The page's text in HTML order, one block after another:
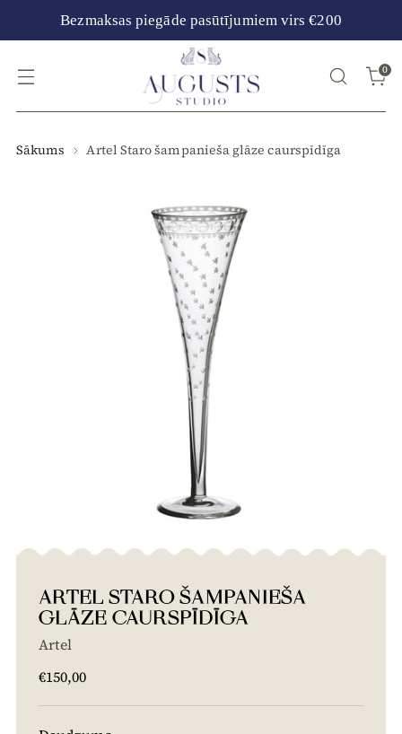
Bezmaksas piegāde pasūtījumiem virs €200
0
Sākums Artel Staro šampanieša glāze caurspīdīga
ARTEL STARO ŠAMPANIEŠA
GLĀZE CAURSPĪDĪGA
Artel
Cena
€150,00